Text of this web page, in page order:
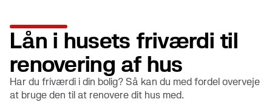
Lån i husets friværdi til
renovering af hus
Har du friværdi i din bolig? Så kan du med fordel overveje
at bruge den til at renovere dit hus med.